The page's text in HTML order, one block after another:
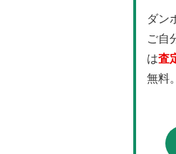
ダン
ご自
は査
無料。